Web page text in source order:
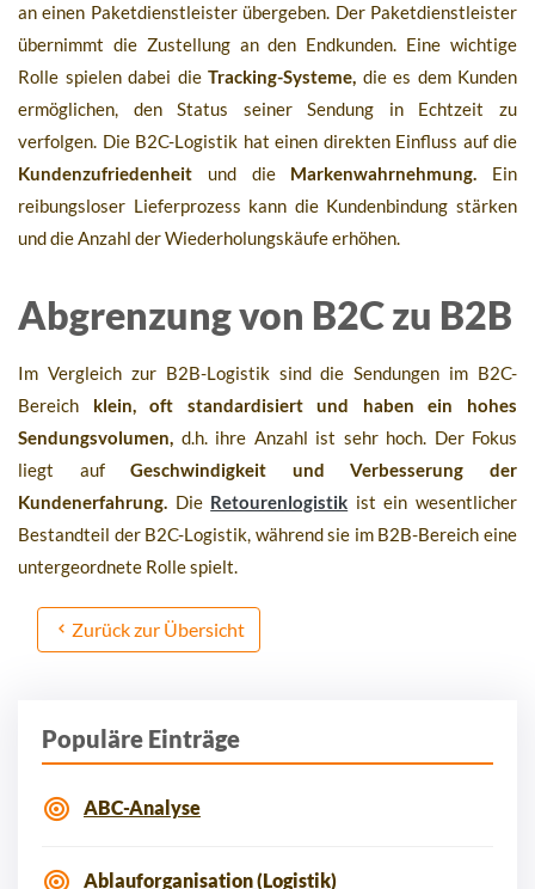
an einen Paketdienstleister übergeben. Der Paketdienstleister
übernimmt die Zustellung an den Endkunden. Eine wichtige
Rolle spielen dabei die Tracking-Systeme, die es dem Kunden
ermöglichen, den Status seiner Sendung in Echtzeit zu
verfolgen. Die B2C-Logistik hat einen direkten Einfluss auf die
Kundenzufriedenheit und die Markenwahrnehmung. Ein
reibungsloser Lieferprozess kann die Kundenbindung stärken
und die Anzahl der Wiederholungskäufe erhöhen.
Abgrenzung von B2C zu B2B
Im Vergleich zur B2B-Logistik sind die Sendungen im B2C-
Bereich klein, oft standardisiert und haben ein hohes
Sendungsvolumen, d.h. ihre Anzahl ist sehr hoch. Der Fokus
liegt aufGeschwindigkeit und Verbesserung der
Kundenerfahrung. Die Retourenlogistik ist ein wesentlicher
Bestandteil der B2C-Logistik, während sie im B2B-Bereich eine
untergeordnete Rolle spielt.
Zurück zur Übersicht
Populäre Einträge
ABC-Analyse
Ablauforganisation (Logistik)